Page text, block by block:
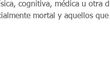
cognitiva, médica u otra
mortal y aquellos